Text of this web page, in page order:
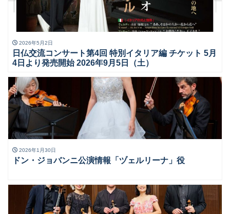
2026年5月2日
日仏交流コンサート第4回 特別イタリア編 チケット 5月
4日より発売開始 2026年9月5日（土）
2026年1月30日
ドン・ジョバンニ公演情報「ヅェルリーナ」役